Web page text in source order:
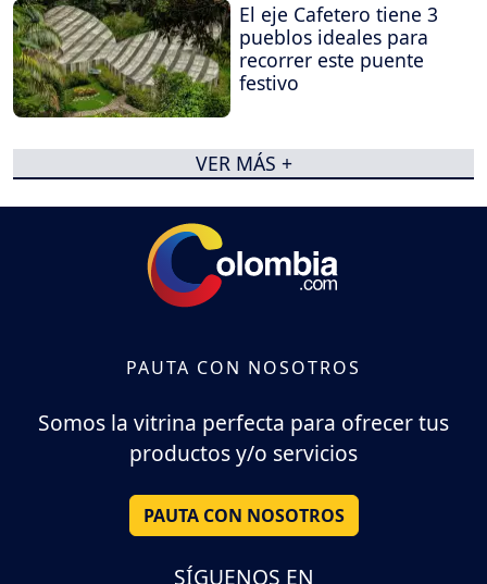
El eje Cafetero tiene 3
pueblos ideales para
recorrer este puente
festivo
VER MÁS +
PAUTA CON NOSOTROS
Somos la vitrina perfecta para ofrecer tus
productos y/o servicios
PAUTA CON NOSOTROS
SÍGUENOS EN